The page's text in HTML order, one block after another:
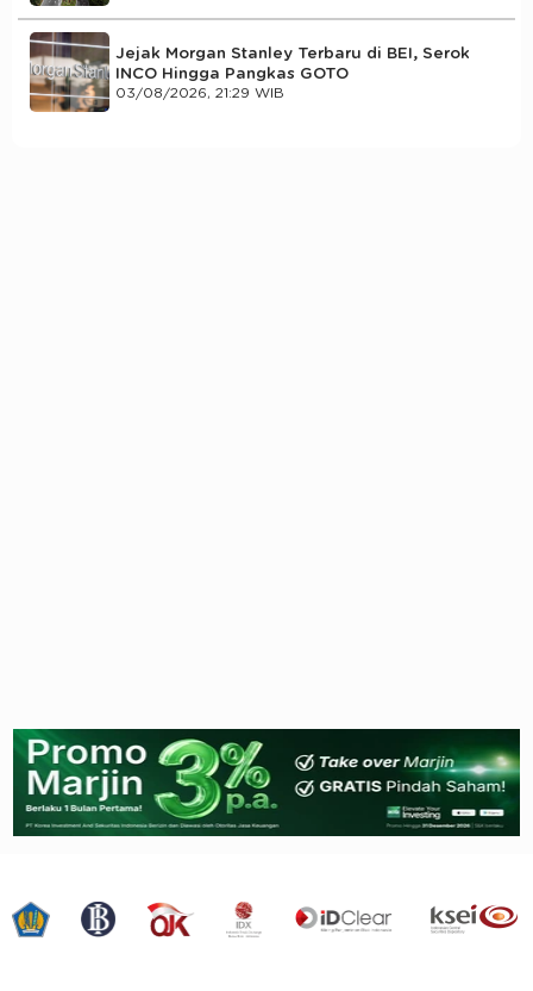
Jejak Morgan Stanley Terbaru di BEI, Serok
INCO Hingga Pangkas GOTO
03/08/2026, 21:29 WIB